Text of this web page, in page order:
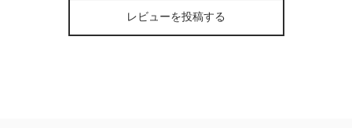
レビューを投稿する